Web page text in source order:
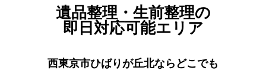
遺品整理・生前整理の
即日対応可能エリア
西東京市ひばりが丘北ならどこでも